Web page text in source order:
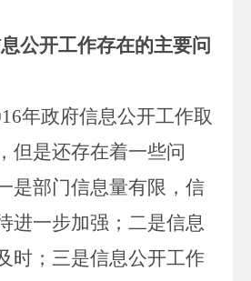
公开工作存在的主要问
年政府信息公开工作取
但是还存在着一些问
是部门信息量有限，信
进一步加强；二是信息
时；三是信息公开工作